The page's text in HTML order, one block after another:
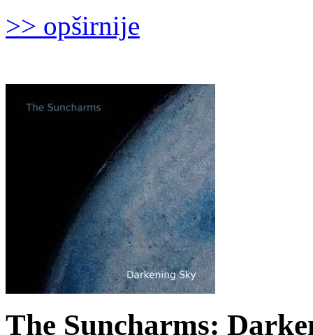
>> opširnije
The Suncharms: